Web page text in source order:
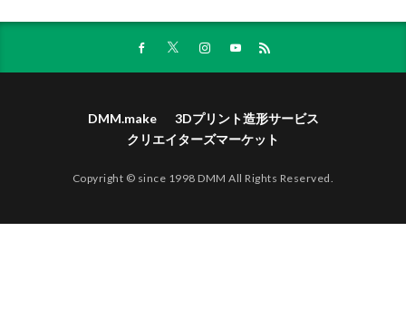
DMM.make
3Dプリント造形サービス
クリエイターズマーケット
Copyright © since 1998 DMM All Rights Reserved.